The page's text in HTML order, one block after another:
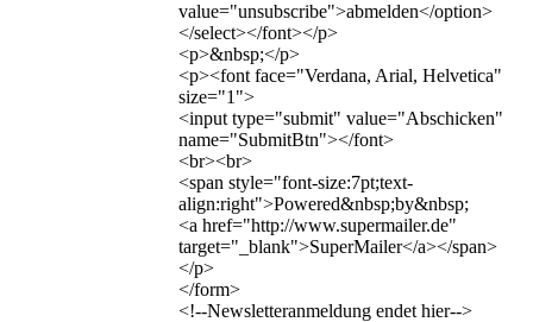
value="unsubscribe">abmelden</option>
</select></font></p>
<p>&nbsp;</p>
<p><font face="Verdana, Arial, Helvetica"
size="1">
<input type="submit" value="Abschicken"
name="SubmitBtn"></font>
<br><br>
<span style="font-size:7pt;text-
align:right">Powered&nbsp;by&nbsp;
<a href="http://www.supermailer.de"
target="_blank">SuperMailer</a></span>
</p>
</form>
<!--Newsletteranmeldung endet hier-->